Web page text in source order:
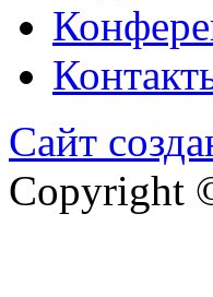
Сайт
Copyright